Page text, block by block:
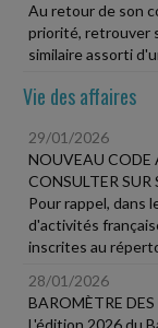
Au retour de son
priorité, retrouver
similaire assorti
Vie des affaires
29/01/2026
NOUVEAU CODE
CONSULTER SUR
Pour rappel, dans
d'activités
inscrites au
28/01/2026
BAROMÈTRE
L'édition 2026 du